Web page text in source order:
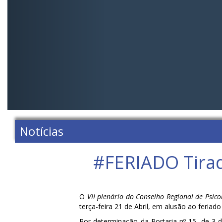
Notícias
#‎FERIADO‬
O VII plenário do Conselho Regional de
terça-feira 21 de Abril, em alusão ao